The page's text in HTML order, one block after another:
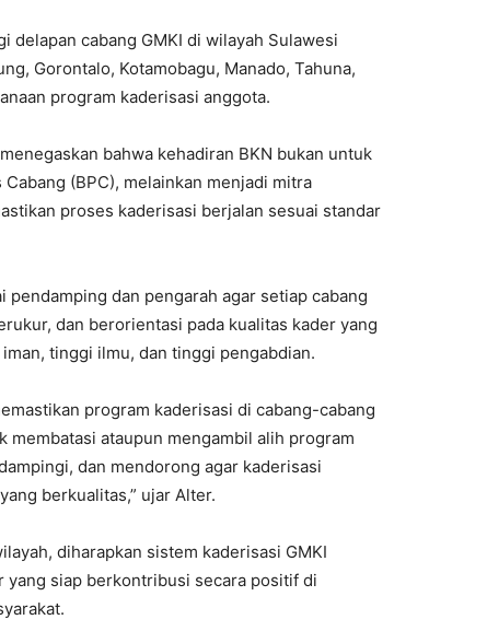
delapan cabang GMKI di wilayah Sulawesi
Gorontalo, Kotamobagu, Manado, Tahuna,
program kaderisasi anggota.
bahwa kehadiran BKN bukan untuk
(BPC), melainkan menjadi mitra
proses kaderisasi berjalan sesuai standar
pendamping dan pengarah agar setiap cabang
dan berorientasi pada kualitas kader yang
tinggi ilmu, dan tinggi pengabdian.
program kaderisasi di cabang-cabang
membatasi ataupun mengambil alih program
dan mendorong agar kaderisasi
berkualitas,” ujar Alter.
diharapkan sistem kaderisasi GMKI
yang siap berkontribusi secara positif di